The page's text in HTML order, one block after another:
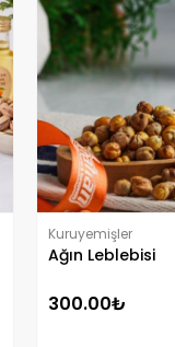
Kuruyemişler
Ağın Leblebisi
300.00₺